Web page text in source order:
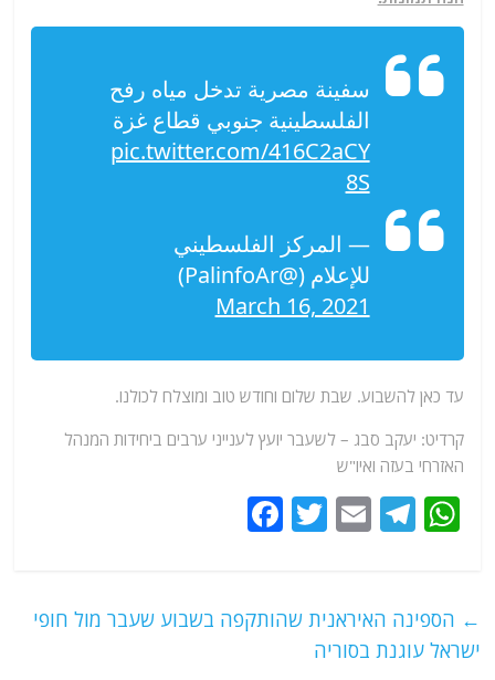
سفينة مصرية تدخل مياه رفح
الفلسطينية جنوبي قطاع غزة
pic.twitter.com/416C2aCY
8S
— المركز الفلسطيني
للإعلام (@PalinfoAr)
March 16, 2021
עד כאן להשבוע. שבת שלום וחודש טוב ומוצלח לכולנו.
קרדיט: יעקב סבג – לשעבר יועץ לענייני ערבים ביחידות המנהל
האזרחי בעזה ואיו"ש
W
s
A
T
g
ra
E
l
T
er
e ← הספינה האיראנית שהותקפה בשבוע שעבר מול חופי
ישראל עוגנת בסוריה